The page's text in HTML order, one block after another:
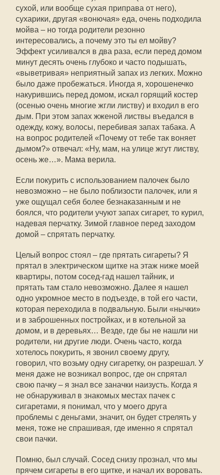
сухой, или вообще сухая приправа от него),
сухарики, другая «вонючая» еда, очень подходила
мойва – но тогда родители резонно
интересовались, а почему это ты ел мойву?
Эффект усиливался в два раза, если перед домом
минут десять очень глубоко и часто подышать,
«выветривая» неприятный запах из легких. Можно
было даже пробежаться. Иногда я, хорошенечко
накурившись перед домом, искал горящий костер
(осенью очень многие жгли листву) и входил в его
дым. При этом запах жженой листвы въедался в
одежду, кожу, волосы, перебивая запах табака. А
на вопрос родителей «Почему от тебе так воняет
дымом?» отвечал: «Ну, мам, на улице жгут листву,
осень же…». Мама верила.
Если покурить с использованием палочек было
невозможно – не было поблизости палочек, или я
уже ощущал себя более безнаказанным и не
боялся, что родители учуют запах сигарет, то курил,
надевая перчатку. Зимой главное перед заходом
домой – спрятать перчатку.
Целый вопрос стоял – где прятать сигареты? Я
прятал в электрическом щитке на этаж ниже моей
квартиры, потом сосед-гад нашел тайник, и
прятать там стало невозможно. Далее я нашел
одно укромное место в подъезде, в той его части,
которая переходила в подвальную. Были «нычки»
и в заброшенных постройках, и в котельной за
домом, и в деревьях… Везде, где бы не нашли ни
родители, ни другие люди. Очень часто, когда
хотелось покурить, я звонил своему другу,
говорил, что возьму одну сигаретку, он разрешал. У
меня даже не возникал вопрос, где он спрятал
свою пачку – я знал все заначки наизусть. Когда я
не обнаруживал в знакомых местах пачек с
сигаретами, я понимал, что у моего друга
проблемы с деньгами, значит, он будет стрелять у
меня, тоже не спрашивая, где именно я спрятал
свои пачки.
Помню, был случай. Сосед снизу прознал, что мы
прячем сигареты в его щитке, и начал их воровать.